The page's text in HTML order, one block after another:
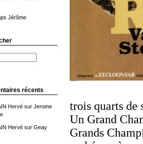
Jérôme
récents
Hervésur Jerome
Hervésur Geay
trois quarts de
Un Grand
Grands